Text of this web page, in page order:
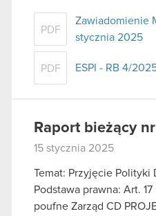
PDF
Zawiadomienie
stycznia 2025
PDF ESPI - RB 4/
Raport bieżący
15 stycznia 2025
Temat: Przyjęcie Polityki
Podstawa prawna: Art.
poufne Zarząd CD